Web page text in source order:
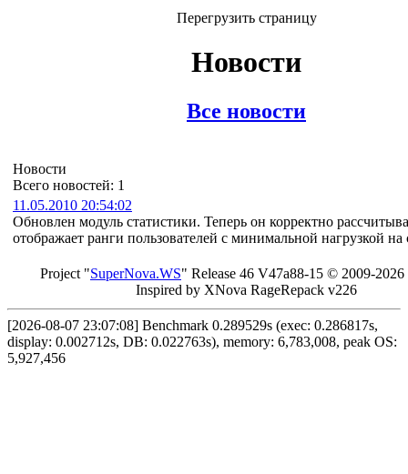
Перегрузить страницу
Новости
Все новости
Новости
Всего новостей: 1
11.05.2010 20:54:02
Обновлен модуль статистики. Теперь он корректно
отображает ранги пользователей с минимальной нагрузкой на
Project "SuperNova.WS" Release 46 V47a88-15 © 2009-2026
Inspired by XNova RageRepack v226
[2026-08-07 23:07:08] Benchmark 0.289529s (exec: 0.286817s,
display: 0.002712s, DB: 0.022763s), memory: 6,783,008, peak OS:
5,927,456